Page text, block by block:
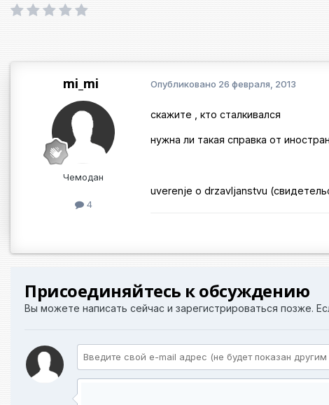
mi_mi
Чемодан
4
Опубликовано 26 февраля, 2013
скажите , кто сталкивался
нужна ли такая справка от
uverenje o drzavljanstvu
Присоединяйтесь к обсуждению
Вы можете написать сейчас и зарегистрироваться позже.